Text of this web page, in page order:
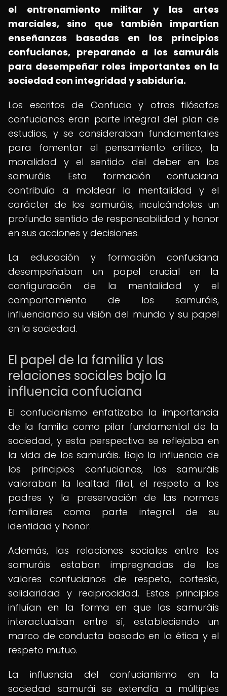
el entrenamiento militar y las artes
marciales, sino que también impartían
enseñanzas basadas en los principios
confucianos, preparando a los samuráis
para desempeñar roles importantes en la
sociedad con integridad y sabiduría.
Los escritos de Confucio y otros filósofos
confucianos eran parte integral del plan de
estudios, y se consideraban fundamentales
para fomentar el pensamiento crítico, la
moralidad y el sentido del deber en los
samuráis. Esta formación confuciana
contribuía a moldear la mentalidad y el
carácter de los samuráis, inculcándoles un
profundo sentido de responsabilidad y honor
en sus acciones y decisiones.
La educación y formación confuciana
desempeñaban un papel crucial en la
configuración de la mentalidad y el
comportamiento de los samuráis,
influenciando su visión del mundo y su papel
en la sociedad.
El papel de la familia y las
relaciones sociales bajo la
influencia confuciana
El confucianismo enfatizaba la importancia
de la familia como pilar fundamental de la
sociedad, y esta perspectiva se reflejaba en
la vida de los samuráis. Bajo la influencia de
los principios confucianos, los samuráis
valoraban la lealtad filial, el respeto a los
padres y la preservación de las normas
familiares como parte integral de su
identidad y honor.
Además, las relaciones sociales entre los
samuráis estaban impregnadas de los
valores confucianos de respeto, cortesía,
solidaridad y reciprocidad. Estos principios
influían en la forma en que los samuráis
interactuaban entre sí, estableciendo un
marco de conducta basado en la ética y el
respeto mutuo.
La influencia del confucianismo en la
sociedad samurái se extendía a múltiples